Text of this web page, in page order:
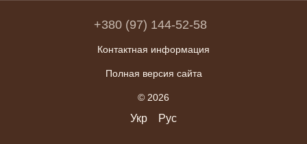
+380 (97) 144-52-58
Контактная информация
Полная версия сайта
© 2026
Укр Рус